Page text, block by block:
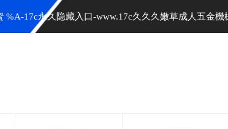
17c永久隐藏入口-www.17c久久久嫩草成人五金機